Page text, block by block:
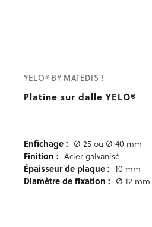
YELO® BY MATEDIS !
Platine sur dalle YELO®
Enfichage : Ø 25 ou Ø 40 mm
Finition : Acier galvanisé
Épaisseur de plaque : 10 mm
Diamètre de fixation : Ø 12 mm